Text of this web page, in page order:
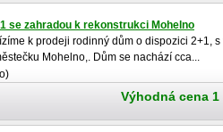
se zahradou k rekonstrukci Mohelno
k prodeji rodinný dům o dispozici 2+1,
Mohelno,. Dům se nachází cca...
Výhodná cena 1